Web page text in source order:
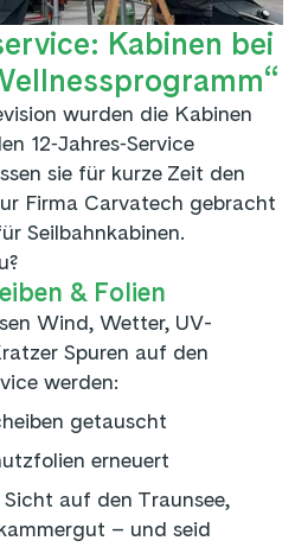
Kabinen bei
wurden die Kabinen
12‑Jahres‑Service
sie für kurze Zeit den
Firma Carvatech gebracht
Seilbahnkabinen.
& Folien
Wind, Wetter, UV-
Spuren auf den
werden:
getauscht
erneuert
auf den Traunsee,
– und seid